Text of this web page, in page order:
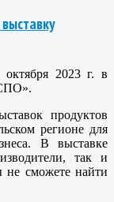
октября 2023 г. в
продуктов
регионе для
В выставке
так и
сможете найти